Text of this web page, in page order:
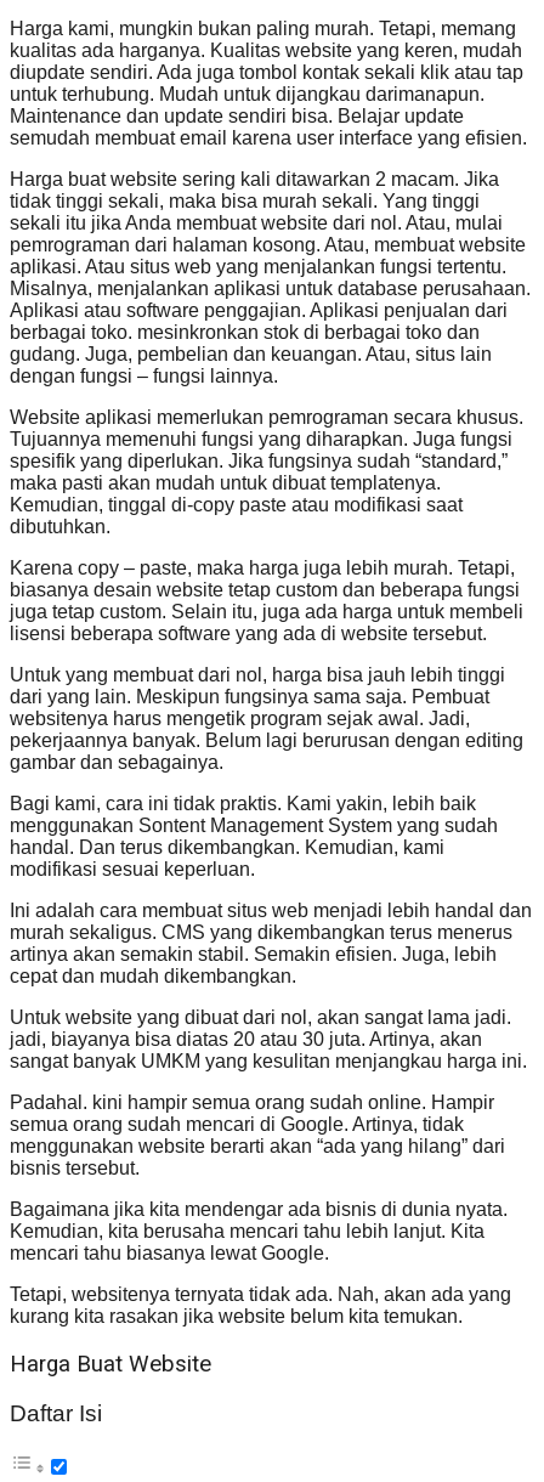
Harga kami, mungkin bukan paling murah. Tetapi, memang
kualitas ada harganya. Kualitas website yang keren, mudah
diupdate sendiri. Ada juga tombol kontak sekali klik atau tap
untuk terhubung. Mudah untuk dijangkau darimanapun.
Maintenance dan update sendiri bisa. Belajar update
semudah membuat email karena user interface yang efisien.
Harga buat website sering kali ditawarkan 2 macam. Jika
tidak tinggi sekali, maka bisa murah sekali. Yang tinggi
sekali itu jika Anda membuat website dari nol. Atau, mulai
pemrograman dari halaman kosong. Atau, membuat website
aplikasi. Atau situs web yang menjalankan fungsi tertentu.
Misalnya, menjalankan aplikasi untuk database perusahaan.
Aplikasi atau software penggajian. Aplikasi penjualan dari
berbagai toko. mesinkronkan stok di berbagai toko dan
gudang. Juga, pembelian dan keuangan. Atau, situs lain
dengan fungsi – fungsi lainnya.
Website aplikasi memerlukan pemrograman secara khusus.
Tujuannya memenuhi fungsi yang diharapkan. Juga fungsi
spesifik yang diperlukan. Jika fungsinya sudah “standard,”
maka pasti akan mudah untuk dibuat templatenya.
Kemudian, tinggal di-copy paste atau modifikasi saat
dibutuhkan.
Karena copy – paste, maka harga juga lebih murah. Tetapi,
biasanya desain website tetap custom dan beberapa fungsi
juga tetap custom. Selain itu, juga ada harga untuk membeli
lisensi beberapa software yang ada di website tersebut.
Untuk yang membuat dari nol, harga bisa jauh lebih tinggi
dari yang lain. Meskipun fungsinya sama saja. Pembuat
websitenya harus mengetik program sejak awal. Jadi,
pekerjaannya banyak. Belum lagi berurusan dengan editing
gambar dan sebagainya.
Bagi kami, cara ini tidak praktis. Kami yakin, lebih baik
menggunakan Sontent Management System yang sudah
handal. Dan terus dikembangkan. Kemudian, kami
modifikasi sesuai keperluan.
Ini adalah cara membuat situs web menjadi lebih handal dan
murah sekaligus. CMS yang dikembangkan terus menerus
artinya akan semakin stabil. Semakin efisien. Juga, lebih
cepat dan mudah dikembangkan.
Untuk website yang dibuat dari nol, akan sangat lama jadi.
jadi, biayanya bisa diatas 20 atau 30 juta. Artinya, akan
sangat banyak UMKM yang kesulitan menjangkau harga ini.
Padahal. kini hampir semua orang sudah online. Hampir
semua orang sudah mencari di Google. Artinya, tidak
menggunakan website berarti akan “ada yang hilang” dari
bisnis tersebut.
Bagaimana jika kita mendengar ada bisnis di dunia nyata.
Kemudian, kita berusaha mencari tahu lebih lanjut. Kita
mencari tahu biasanya lewat Google.
Tetapi, websitenya ternyata tidak ada. Nah, akan ada yang
kurang kita rasakan jika website belum kita temukan.
Harga Buat Website
Daftar Isi